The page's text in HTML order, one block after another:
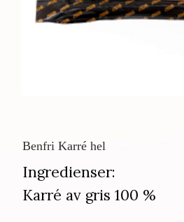
Benfri Karré hel
Ingredienser:
Karré av gris 100 %